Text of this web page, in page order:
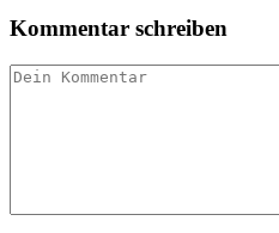
Kommentar schreiben